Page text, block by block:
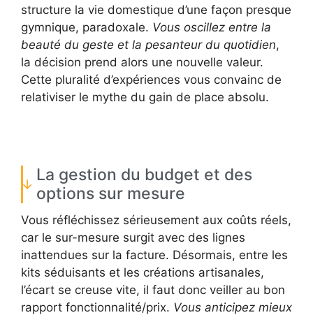
structure la vie domestique d’une façon presque
gymnique, paradoxale. Vous oscillez entre la
beauté du geste et la pesanteur du quotidien,
la décision prend alors une nouvelle valeur.
Cette pluralité d’expériences vous convainc de
relativiser le mythe du gain de place absolu.
La gestion du budget et des
options sur mesure
Vous réfléchissez sérieusement aux coûts réels,
car le sur-mesure surgit avec des lignes
inattendues sur la facture. Désormais, entre les
kits séduisants et les créations artisanales,
l’écart se creuse vite, il faut donc veiller au bon
rapport fonctionnalité/prix. Vous anticipez mieux